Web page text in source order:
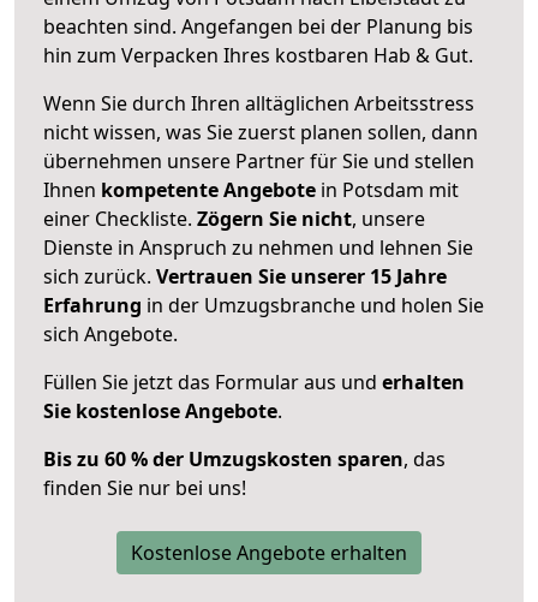
beachten sind. Angefangen bei der Planung bis
hin zum Verpacken Ihres kostbaren Hab & Gut.
Wenn Sie durch Ihren alltäglichen Arbeitsstress
nicht wissen, was Sie zuerst planen sollen, dann
übernehmen unsere Partner für Sie und stellen
Ihnen kompetente Angebote in Potsdam mit
einer Checkliste. Zögern Sie nicht, unsere
Dienste in Anspruch zu nehmen und lehnen Sie
sich zurück. Vertrauen Sie unserer 15 Jahre
Erfahrung in der Umzugsbranche und holen Sie
sich Angebote.
Füllen Sie jetzt das Formular aus und erhalten
Sie kostenlose Angebote.
Bis zu 60 % der Umzugskosten sparen, das
finden Sie nur bei uns!
Kostenlose Angebote erhalten